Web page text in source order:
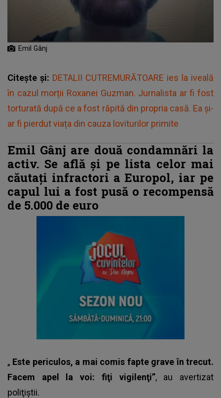
Emil Gânj
Citește și: DETALII CUTREMURĂTOARE ies la iveală
în cazul morții Roxanei Guzman. Jurnalista ar fi fost
torturată după ce a fost răpită din propria casă. Ea și-
ar fi pierdut viața din cauza loviturilor primite
Emil Gânj are două condamnări la
activ. Se află și pe lista celor mai
căutați infractori a Europol, iar pe
capul lui a fost pusă o recompensă
de 5.000 de euro
„ Este periculos, a mai comis fapte grave în trecut.
Facem apel la voi: fiţi vigilenţi”, au avertizat
poliţiştii.